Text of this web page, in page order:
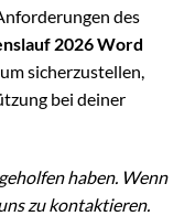
des
2026 Word
sicherzustellen,
bei deiner
haben. Wenn
zu kontaktieren.